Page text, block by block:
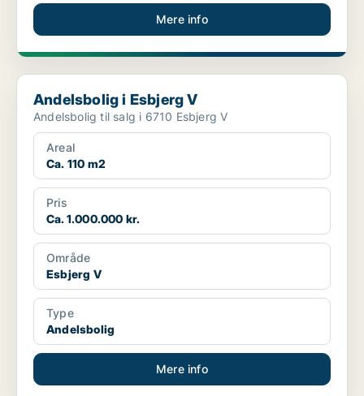
Mere info
Andelsbolig i Esbjerg V
Andelsbolig i Esbjerg V
Andelsbolig til salg i 6710 Esbjerg V
Areal
Ca. 110 m2
Pris
Ca. 1.000.000 kr.
Område
Esbjerg V
Type
Andelsbolig
Mere info